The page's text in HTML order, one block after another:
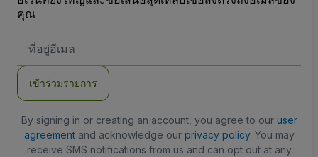
คุณ
อยู่
เข้าร่วมรายการ
By signing in or creating an account, you agree to our user
agreementand acknowledge our privacy policy. You may
receive SMS notifications from us and can opt out at any